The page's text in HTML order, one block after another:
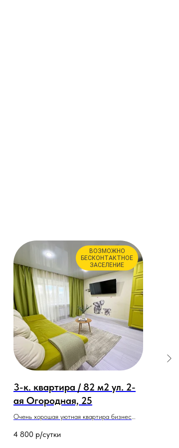
ВОЗМОЖНО
БЕСКОНТАКТНОЕ
ЗАСЕЛЕНИЕ
3-к. квартира / 82 м2 ул. 2-
ая Огородная, 25
Очень хорошая уютная квартира бизнес
раздельных санузла. Смарт ТВ. Удобные
4 800 р/сутки